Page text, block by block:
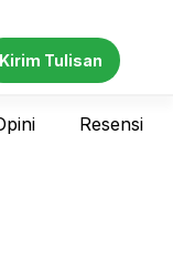
Kirim Tulisan
Resensi